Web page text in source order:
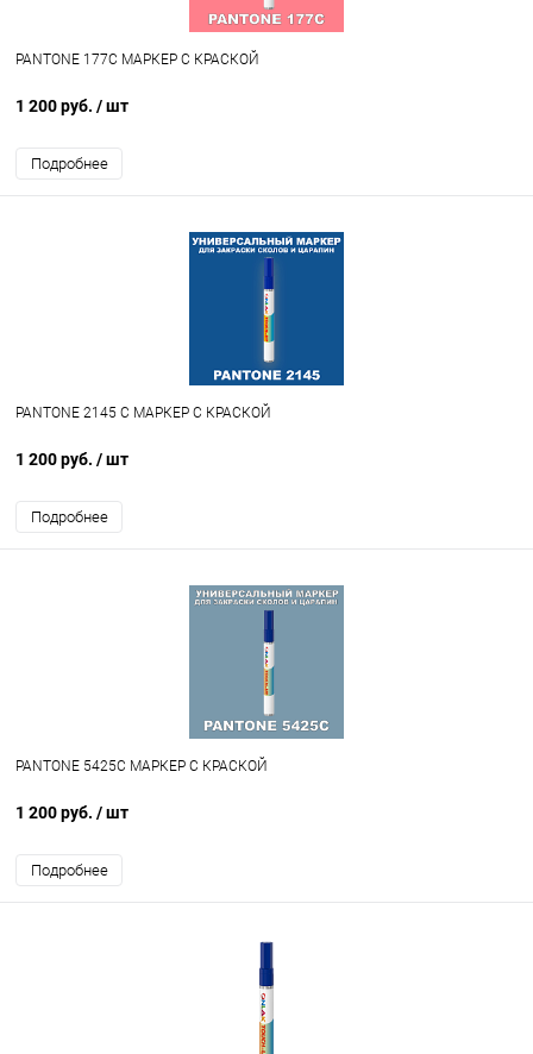
PANTONE 177C МАРКЕР С КРАСКОЙ
1 200 руб. / шт
Подробнее
PANTONE 2145 C МАРКЕР С КРАСКОЙ
1 200 руб. / шт
Подробнее
PANTONE 5425C МАРКЕР С КРАСКОЙ
1 200 руб. / шт
Подробнее